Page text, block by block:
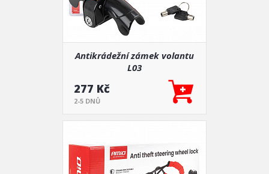
Antikrádežní zámek volantu
L03
277 Kč
2-5 DNŮ